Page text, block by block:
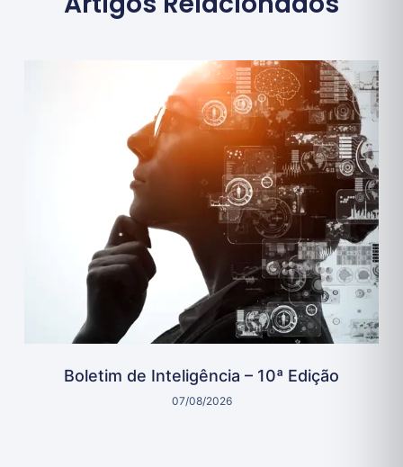
Boletim de Inteligência – 10ª Edição
07/08/2026